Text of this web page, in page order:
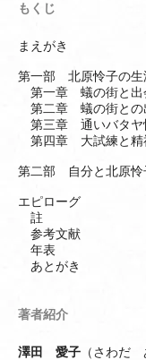
もくじ
まえがき
第一部 北原怜子の生
第一章 蟻の街と出
第二章 蟻の街との
第三章 通いバタヤ
第四章 大試練と精
第二部 自分と北原怜
エピローグ
註
参考文献
年表
あとがき
著者紹介
澤田 愛子 （さわだ